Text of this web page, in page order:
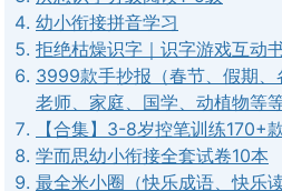
幼小衔接拼音学习
拒绝枯燥识字｜识字游戏互动
3999款手抄报（春节、假期、
老师、家庭、国学、动植物等等
【合集】3-8岁控笔训练170+
学而思幼小衔接全套试卷10本
最全米小圈（快乐成语、快乐